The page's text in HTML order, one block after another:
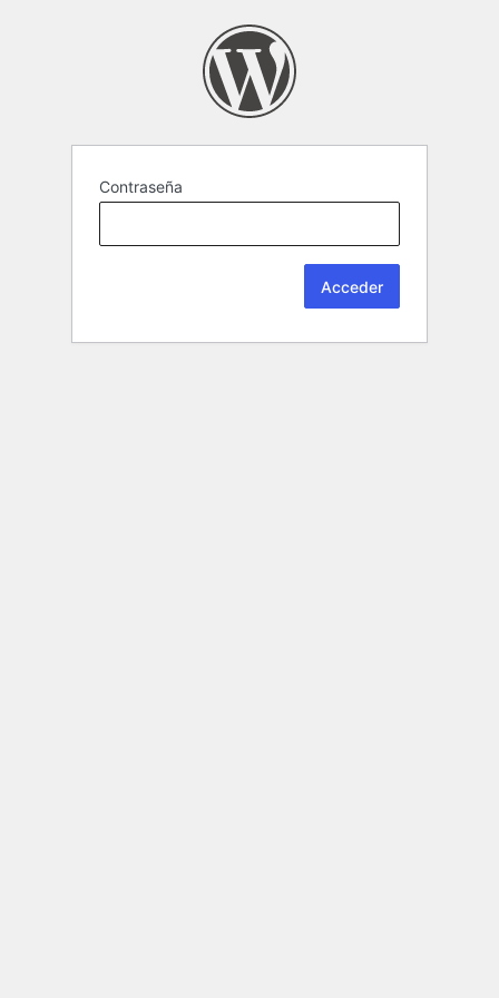
Contraseña